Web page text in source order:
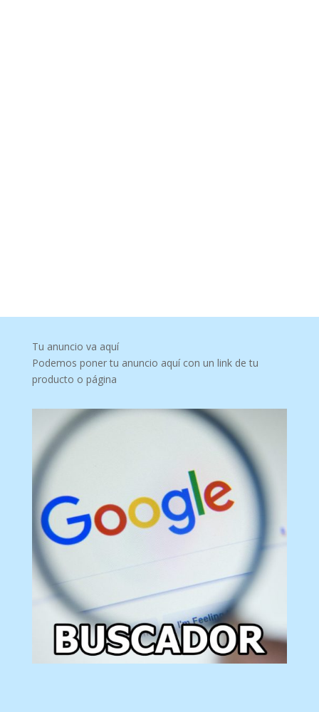
Tu anuncio va aquí
Podemos poner tu anuncio aquí con un link de tu
producto o página